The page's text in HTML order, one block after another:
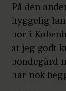
På den
hyggelig
bor i
at jeg godt
bondegård
har nok